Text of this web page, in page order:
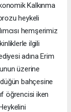
Kalkınma
heykeli
hemşerimiz
ilgili
adına Erim
üzerine
bahçesine
öğrencisi iken